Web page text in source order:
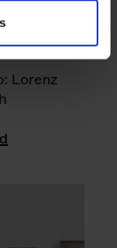
Lorenz